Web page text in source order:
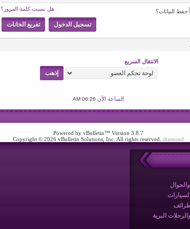
هل نسيت كلمة المرور؟ حفظ البيانات؟
الانتقال السريع
الساعة الآن 06:26 AM
Powered by vBulletin™ Version 3.8.7
Copyright © 2026 vBulletin Solutions, Inc. All rights reserved. diamond
والجوال
البرية